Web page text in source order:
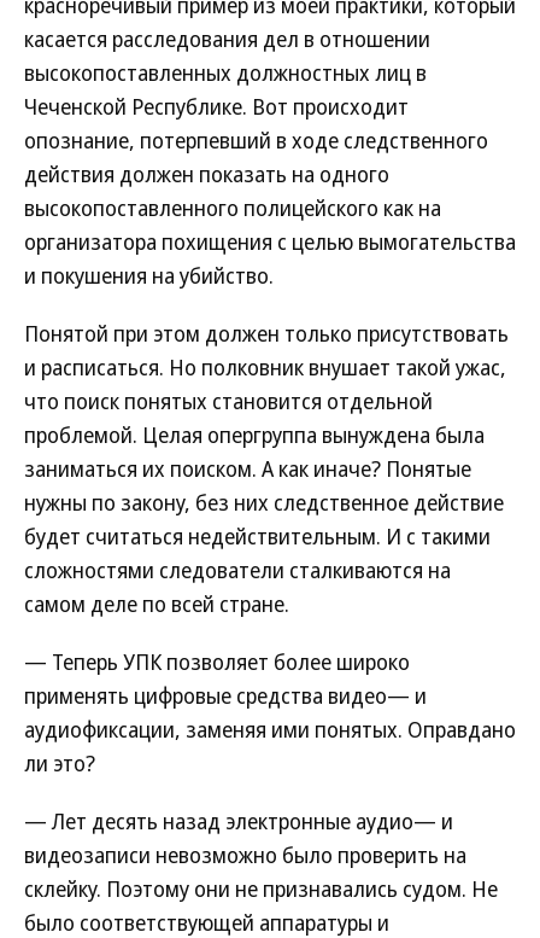
касается расследования дел в отношении
высокопоставленных должностных лиц в
Чеченской Республике. Вот происходит
опознание, потерпевший в ходе следственного
действия должен показать на одного
высокопоставленного полицейского как на
организатора похищения с целью вымогательства
и покушения на убийство.
Понятой при этом должен только присутствовать
и расписаться. Но полковник внушает такой ужас,
что поиск понятых становится отдельной
проблемой. Целая опергруппа вынуждена была
заниматься их поиском. А как иначе? Понятые
нужны по закону, без них следственное действие
будет считаться недействительным. И с такими
сложностями следователи сталкиваются на
самом деле по всей стране.
— Теперь УПК позволяет более широко
применять цифровые средства видео— и
аудиофиксации, заменяя ими понятых. Оправдано
ли это?
— Лет десять назад электронные аудио— и
видеозаписи невозможно было проверить на
склейку. Поэтому они не признавались судом. Не
было соответствующей аппаратуры и